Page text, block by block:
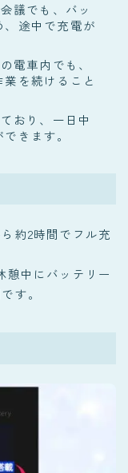
議でも、バッ
途中で充電が
電車内でも、
を続けること
おり、一日中
きます。
約2時間でフル充
憩中にバッテリー
す。